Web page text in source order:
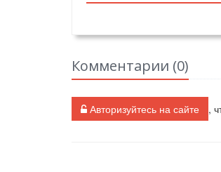
Комментарии (0)
Авторизуйтесь на сайте ,